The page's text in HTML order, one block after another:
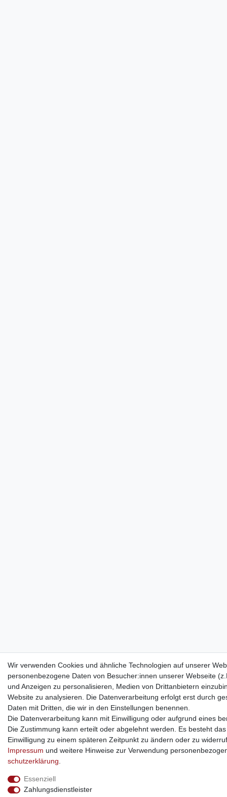
Wir verwenden Cookies und ähnliche Technologien auf unserer
personenbezogene Daten von Besucher:innen unserer Webseite
und Anzeigen zu personalisieren, Medien von Drittanbietern
Website zu analysieren. Die Datenverarbeitung erfolgt erst durch
Daten mit Dritten, die wir in den Einstellungen benennen.
Die Datenverarbeitung kann mit Einwilligung oder aufgrund eines
Die Zustimmung kann erteilt oder abgelehnt werden. Es besteht
Einwilligung zu einem späteren Zeitpunkt zu ändern oder zu
Impressum und weitere Hinweise zur Verwendung
schutz­erklärung
Essenziell
Zahlungsdienstleister